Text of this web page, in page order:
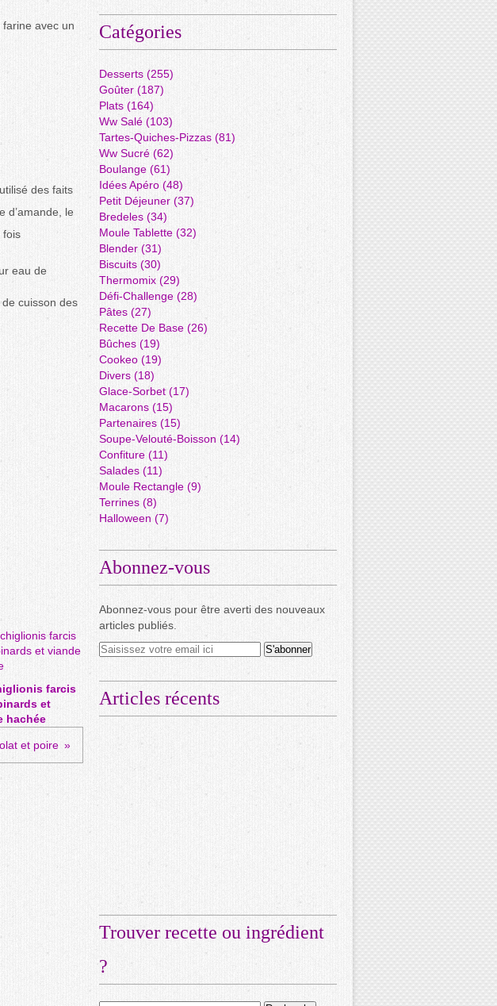
avec un
des faits
d’amande, le
fois
eau de
cuisson des
farcis
et
hachée
et poire
Catégories
Desserts (255)
Goûter (187)
Plats (164)
Ww Salé (103)
Tartes-Quiches-Pizzas (81)
Ww Sucré (62)
Boulange (61)
Idées Apéro (48)
Petit Déjeuner (37)
Bredeles (34)
Moule Tablette (32)
Blender (31)
Biscuits (30)
Thermomix (29)
Défi-Challenge (28)
Pâtes (27)
Recette De Base (26)
Bûches (19)
Cookeo (19)
Divers (18)
Glace-Sorbet(17)
Macarons (15)
Partenaires (15)
Soupe-Velouté-Boisson (14)
Confiture (11)
Salades (11)
Moule Rectangle (9)
Terrines (8)
Halloween (7)
Abonnez-vous
Abonnez-vous pour être averti des nouveaux
articles publiés.
Articles récents
Trouver recette ou ingrédient
?